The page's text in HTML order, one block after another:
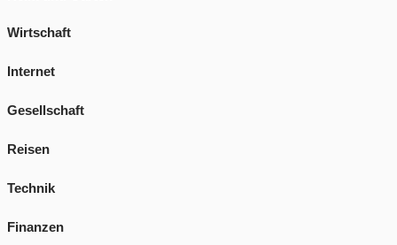
Wirtschaft
Internet
Gesellschaft
Reisen
Technik
Finanzen